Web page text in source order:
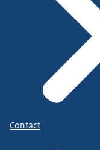
Contact